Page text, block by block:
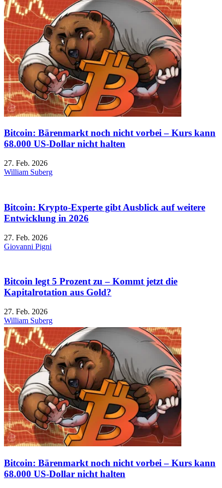
Bitcoin: Bärenmarkt noch nicht vorbei – Kurs kann
68.000 US-Dollar nicht halten
27. Feb. 2026
William Suberg
Bitcoin: Krypto-Experte gibt Ausblick auf weitere
Entwicklung in 2026
27. Feb. 2026
Giovanni Pigni
Bitcoin legt 5 Prozent zu – Kommt jetzt die
Kapitalrotation aus Gold?
27. Feb. 2026
William Suberg
Bitcoin: Bärenmarkt noch nicht vorbei – Kurs kann
68.000 US-Dollar nicht halten